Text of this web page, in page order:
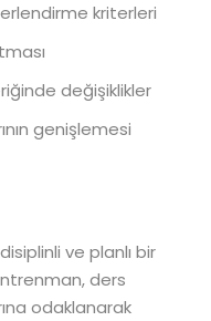
kriterleri
değişiklikler
genişlemesi
disiplinli ve planlı bir
ders
odaklanarak